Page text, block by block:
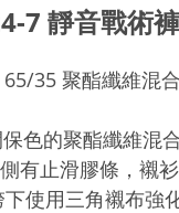
7 靜音戰術褲
35 聚酯纖維混
色的聚酯纖維混
有止滑膠條，襯
使用三角襯布強